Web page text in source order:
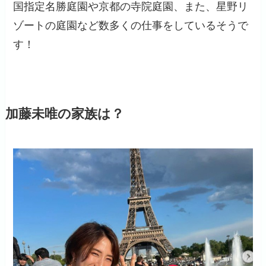
国指定名勝庭園や京都の寺院庭園、また、星野リ
ゾートの庭園など数多くの仕事をしているそうで
す！
加藤未唯の家族は？